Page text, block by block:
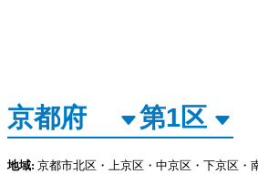
地域: 京都市北区・上京区・中京区・下京区・